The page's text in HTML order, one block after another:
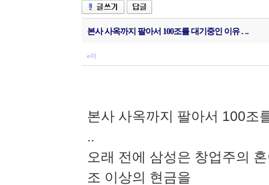
본사 사옥까지 팔아서 100조를 대기중인 이유 . ..
e이
본사 사옥까지 팔아서 100조
..
오래 전에 삼성은 창업주의
조 이상의 현금을